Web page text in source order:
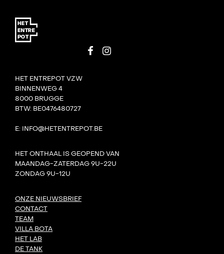
HET ENTREPOT VZW
BINNENWEG 4
8000 BRUGGE
BTW: BE0476480727
E: INFO@HETENTREPOT.BE
HET ONTHAAL IS GEOPEND VAN
MAANDAG-ZATERDAG 9U-22U
ZONDAG 9U-12U
ONZE NIEUWSBRIEF
CONTACT
TEAM
VILLA BOTA
HET LAB
DE TANK